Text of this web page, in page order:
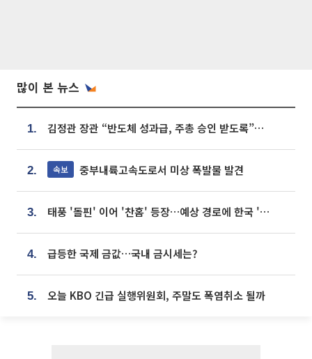
많이 본 뉴스
1. 김정관 장관 “반도체 성과급, 주총 승인 받도록”…상법·자본시장법 개정 시사
2. 속보 중부내륙고속도로서 미상 폭발물 발견
3. 태풍 '돌핀' 이어 '찬홈' 등장…예상 경로에 한국 '한숨'
4. 급등한 국제 금값…국내 금시세는?
5. 오늘 KBO 긴급 실행위원회, 주말도 폭염취소 될까